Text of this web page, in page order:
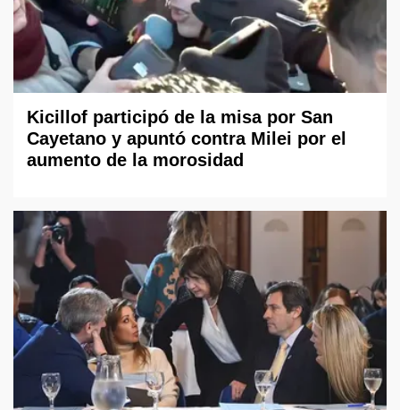
Kicillof participó de la misa por San
Cayetano y apuntó contra Milei por el
aumento de la morosidad